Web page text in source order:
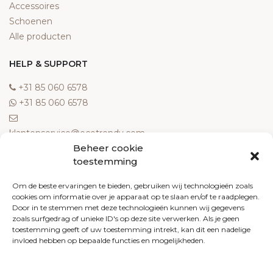
Beheer cookie
toestemming
Om de beste ervaringen te bieden, gebruiken wij technologieën zoals
cookies om informatie over je apparaat op te slaan en/of te raadplegen.
Door in te stemmen met deze technologieën kunnen wij gegevens
zoals surfgedrag of unieke ID's op deze site verwerken. Als je geen
toestemming geeft of uw toestemming intrekt, kan dit een nadelige
invloed hebben op bepaalde functies en mogelijkheden.
Accessoires
Schoenen
Alle producten
HELP & SUPPORT
‎+31 85 060 6578
‎+31 85 060 6578
klantenservice@ecotrendy.com
Meest gestelde vragen
Contact
Algemene voorwaarden
Retourneren
Klachten